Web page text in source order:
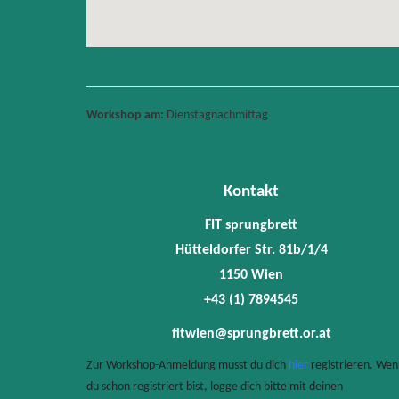
Workshop am: Dienstagnachmittag
Kontakt
FIT sprungbrett
Hütteldorfer Str. 81b/1/4
1150 Wien
+43 (1) 7894545
fitwien@sprungbrett.or.at
Zur Workshop-Anmeldung musst du dich hier registrieren.
du schon registriert bist, logge dich bitte mit deinen